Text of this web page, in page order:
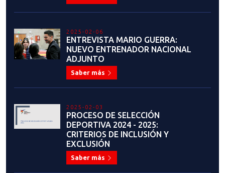
2025-02-06
ENTREVISTA MARIO GUERRA:
NUEVO ENTRENADOR NACIONAL
ADJUNTO
Saber más
2025-02-03
PROCESO DE SELECCIÓN
DEPORTIVA 2024 - 2025:
CRITERIOS DE INCLUSIÓN Y
EXCLUSIÓN
Saber más